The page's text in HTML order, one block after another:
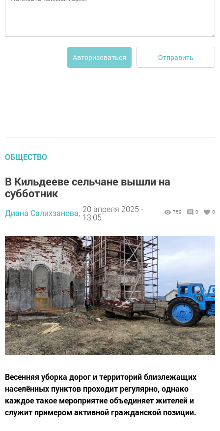
Авторизоваться Отправить
ОБЩЕСТВО
В Кильдееве сельчане вышли на
субботник
Диана Салихзанова, 20 апреля 2025 -
13:05
759 0 0
Весенняя уборка дорог и территорий близлежащих
населённых пунктов проходит регулярно, однако
каждое такое мероприятие объединяет жителей и
служит примером активной гражданской позиции.